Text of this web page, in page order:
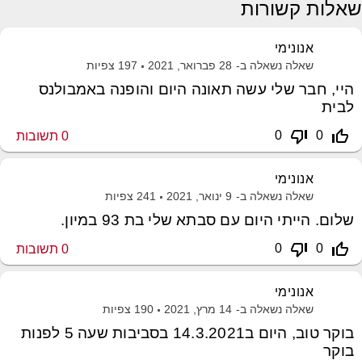
שאלות קשורות
אנונימי
שאלה נשאלה ב- 28 פברואר, 2021 197 צפיות
היי, חבר שלי עשה תאונה היום והופנה באמבולנס
לבית
thumb_up_off_alt
0
thumb_down_off_alt
0
0 תשובות
אנונימי
שאלה נשאלה ב- 9 ינואר, 2021 241 צפיות
שלום. הייתי היום עם סבתא שלי בת 93 במיון.
thumb_up_off_alt
0
thumb_down_off_alt
0
0 תשובות
אנונימי
שאלה נשאלה ב- 14 מרץ, 2021 190 צפיות
בוקר טוב, היום ב14.3.2021 בסביבות שעה 5 לפנות
בוקר